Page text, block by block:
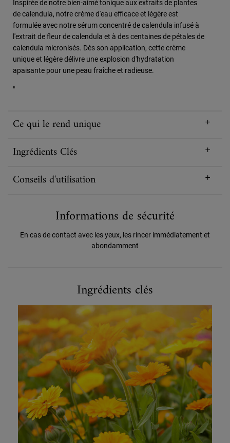
Inspirée de notre bien-aimé tonique aux extraits de plantes
de calendula, notre crème d'eau efficace et légère est
formulée avec notre sérum concentré de calendula infusé à
l'extrait de fleur de calendula et à des centaines de pétales de
calendula micronisés. Dès son application, cette crème
unique et légère délivre une explosion d'hydratation
apaisante pour une peau fraîche et radieuse.
"
Ce qui le rend unique
Ingrédients Clés
Conseils d'utilisation
Informations de sécurité
En cas de contact avec les yeux, les rincer immédiatement et
abondamment
Ingrédients clés